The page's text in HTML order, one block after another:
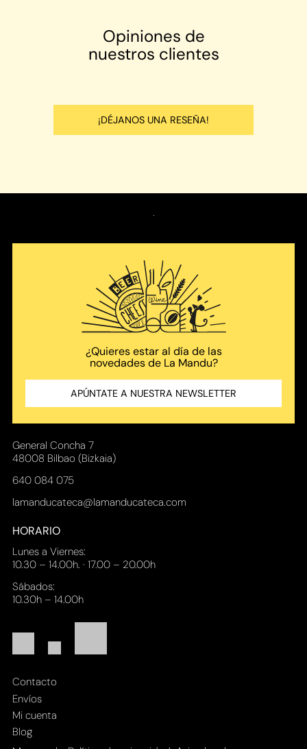
Opiniones de
nuestros clientes
¡DÉJANOS UNA RESEÑA!
¿Quieresestar al día de las
novedadesde La Mandu?
APÚNTATE A NUESTRA NEWSLETTER
General Concha 7
48008 Bilbao (Bizkaia)
640 084 075
lamanducateca@lamanducateca.com
HORARIO
Lunes a Viernes:
10.30 – 14.00h. · 17.00 – 20.00h
Sábados:
10.30h – 14.00h
Contacto
Envíos
Mi cuenta
Blog